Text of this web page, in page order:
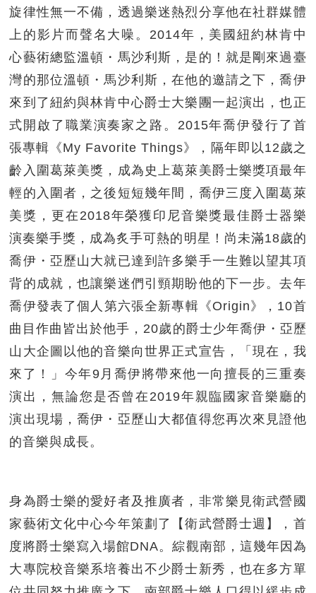
旋律性無一不備，透過樂迷熱烈分享他在社群媒體
上的影片而聲名大噪。2014年，美國紐約林肯中
心藝術總監溫頓・馬沙利斯，是的！就是剛來過臺
灣的那位溫頓・馬沙利斯，在他的邀請之下，喬伊
來到了紐約與林肯中心爵士大樂團一起演出，也正
式開啟了職業演奏家之路。2015年喬伊發行了首
張專輯《My Favorite Things》，隔年即以12歲之
齡入圍葛萊美獎，成為史上葛萊美爵士樂獎項最年
輕的入圍者，之後短短幾年間，喬伊三度入圍葛萊
美獎，更在2018年榮獲印尼音樂獎最佳爵士器樂
演奏樂手獎，成為炙手可熱的明星！尚未滿18歲的
喬伊・亞歷山大就已達到許多樂手一生難以望其項
背的成就，也讓樂迷們引頸期盼他的下一步。去年
喬伊發表了個人第六張全新專輯《Origin》，10首
曲目作曲皆出於他手，20歲的爵士少年喬伊・亞歷
山大企圖以他的音樂向世界正式宣告，「現在，我
來了！」今年9月喬伊將帶來他一向擅長的三重奏
演出，無論您是否曾在2019年親臨國家音樂廳的
演出現場，喬伊・亞歷山大都值得您再次來見證他
的音樂與成長。
身為爵士樂的愛好者及推廣者，非常樂見衛武營國
家藝術文化中心今年策劃了【衛武營爵士週】，首
度將爵士樂寫入場館DNA。綜觀南部，這幾年因為
大專院校音樂系培養出不少爵士新秀，也在多方單